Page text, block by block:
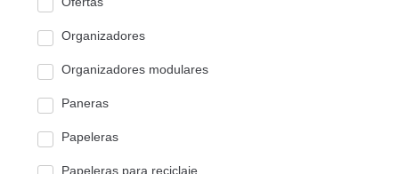
Organizadores
Organizadores modulares
Paneras
Papeleras
Papeleras para reciclaje